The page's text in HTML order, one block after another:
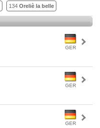
134 Oreliè la belle
GER
GER
GER